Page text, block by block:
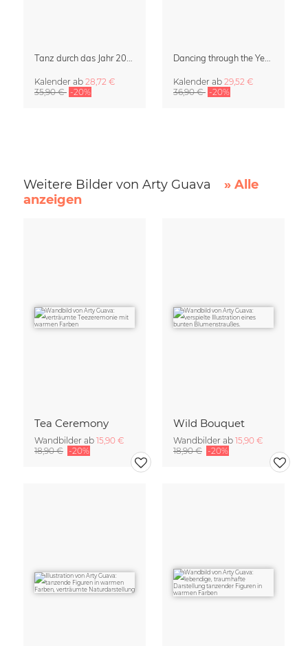
Tanz durch das Jahr 2027 – Kunstkalender von Arty Guava
Kalender ab 28,72 €
35,90 € -20%
Dancing through the Year 2027 Klappkalender von Arty Guava
Kalender ab 29,52 €
36,90 € -20%
Weitere Bilder von Arty Guava
» Alle
anzeigen
Tea Ceremony
Wandbilder ab 15,90 €
18,90 € -20%
Wild Bouquet
Wandbilder ab 15,90 €
18,90 € -20%